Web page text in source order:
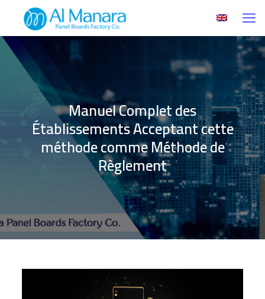
Manuel Complet des
Établissements Acceptant cette
méthode comme Méthode de
Règlement